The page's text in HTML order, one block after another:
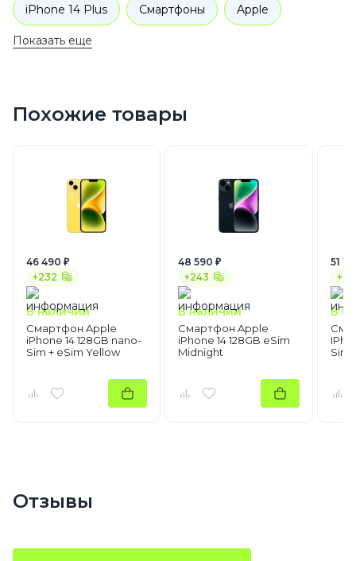
iPhone 14 Plus Смартфоны Apple
Показать еще
Похожие товары
+232
46 490 ₽
В наличии
Смартфон Apple
iPhone 14 128GB nano-
Sim + eSim Yellow
+243
48 590 ₽
В наличии
Смартфон Apple
iPhone 14 128GB eSim
Midnight
51
В
Sim
Отзывы